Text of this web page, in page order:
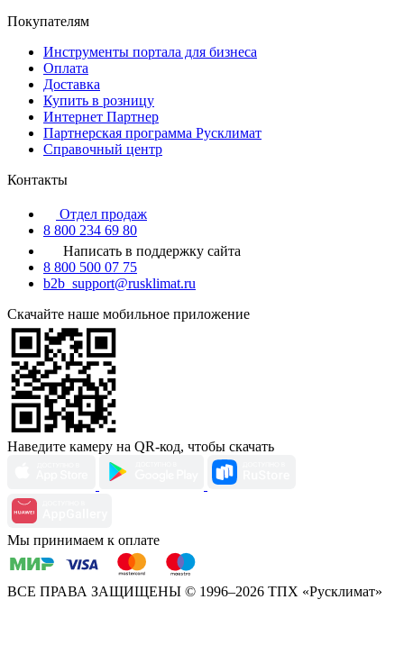
Покупателям
Инструменты портала для бизнеса
Оплата
Доставка
Купить в розницу
Интернет Партнер
Партнерская программа Русклимат
Справочный центр
Контакты
Отдел продаж
8 800 234 69 80
Написать в поддержку сайта
8 800 500 07 75
b2b_support@rusklimat.ru
Скачайте наше мобильное приложение
Наведите камеру на QR-код, чтобы скачать
Мы принимаем к оплате
ВСЕ ПРАВА ЗАЩИЩЕНЫ © 1996–2026 ТПХ «Русклимат»